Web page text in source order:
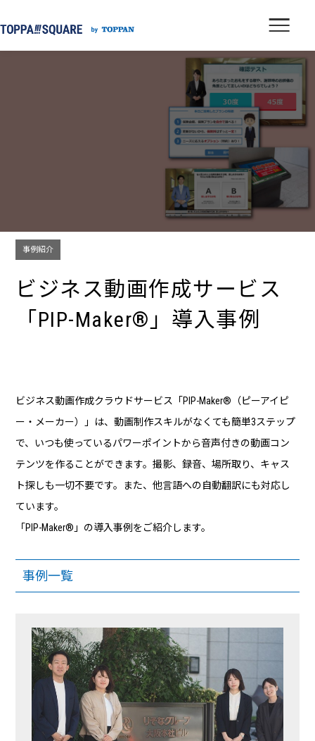
事例紹介
ビジネス動画作成サービス
「PIP-Maker®」導入事例
ビジネス動画作成クラウドサービス「PIP-Maker®（ピーアイピ
ー・メーカー）」は、動画制作スキルがなくても簡単3ステップ
で、いつも使っているパワーポイントから音声付きの動画コン
テンツを作ることができます。撮影、録音、場所取り、キャス
ト探しも一切不要です。また、他言語への自動翻訳にも対応し
ています。
「PIP-Maker®」の導入事例をご紹介します。
事例一覧